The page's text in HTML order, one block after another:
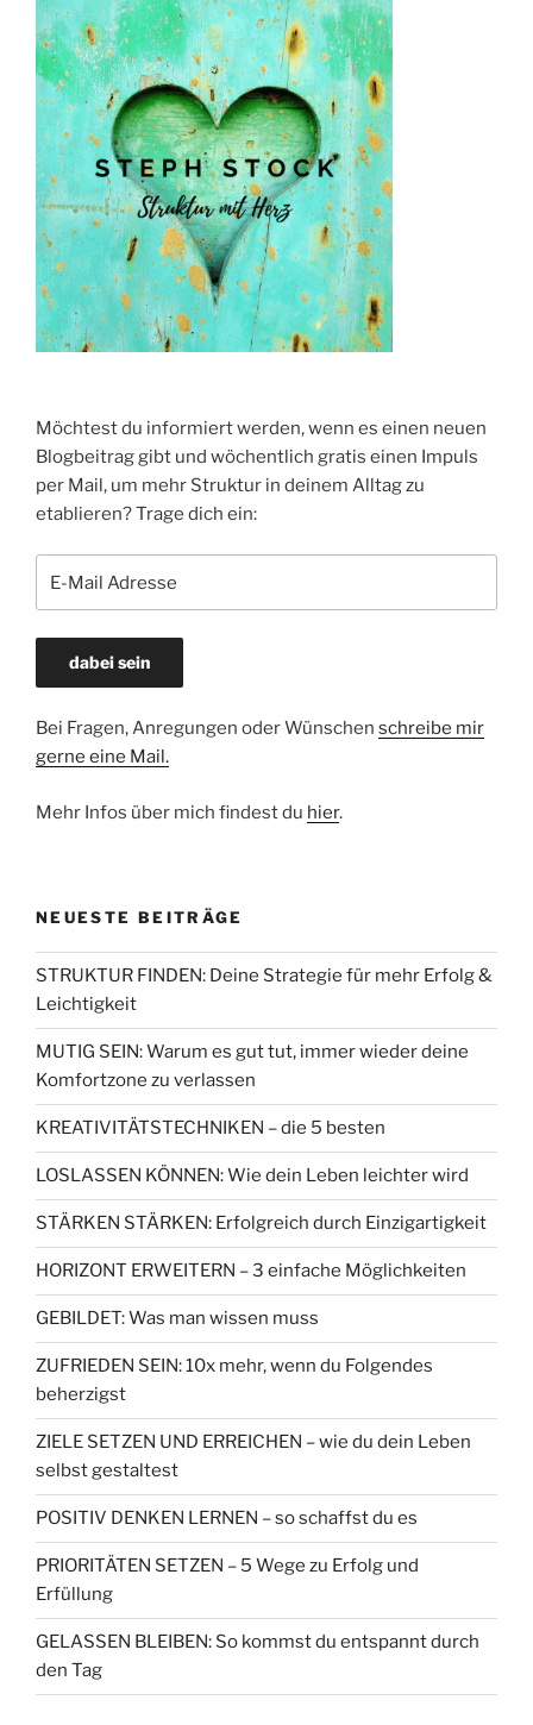
3
besten
Methoden“
Möchtest du informiert werden, wenn es einen neuen
Blogbeitrag gibt und wöchentlich gratis einen Impuls
per Mail, um mehr Struktur in deinem Alltag zu
etablieren? Trage dich ein:
Bei Fragen, Anregungen oder Wünschen schreibe mir
gerne eine Mail.
Mehr Infos über mich findest du hier.
NEUESTE BEITRÄGE
STRUKTUR FINDEN: Deine Strategie für mehr Erfolg &
Leichtigkeit
MUTIG SEIN: Warum es gut tut, immer wieder deine
Komfortzone zu verlassen
KREATIVITÄTSTECHNIKEN – die 5 besten
LOSLASSEN KÖNNEN: Wie dein Leben leichter wird
STÄRKEN STÄRKEN: Erfolgreich durch Einzigartigkeit
HORIZONT ERWEITERN – 3 einfache Möglichkeiten
GEBILDET: Was man wissen muss
ZUFRIEDEN SEIN: 10x mehr, wenn du Folgendes
beherzigst
ZIELE SETZEN UND ERREICHEN – wie du dein Leben
selbst gestaltest
POSITIV DENKEN LERNEN – so schaffst du es
PRIORITÄTEN SETZEN – 5 Wege zu Erfolg und
Erfüllung
GELASSEN BLEIBEN: So kommst du entspannt durch
den Tag